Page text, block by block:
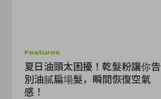
Features
夏日油頭太困擾！乾髮粉讓你告
別油膩扁塌髮，瞬間恢復空氣
感！